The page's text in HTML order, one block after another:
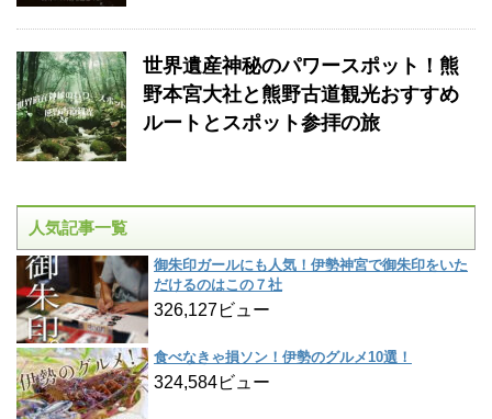
世界遺産神秘のパワースポット！熊
野本宮大社と熊野古道観光おすすめ
ルートとスポット参拝の旅
人気記事一覧
御朱印ガールにも人気！伊勢神宮で御朱印をいた
だけるのはこの７社
326,127ビュー
食べなきゃ損ソン！伊勢のグルメ10選！
324,584ビュー